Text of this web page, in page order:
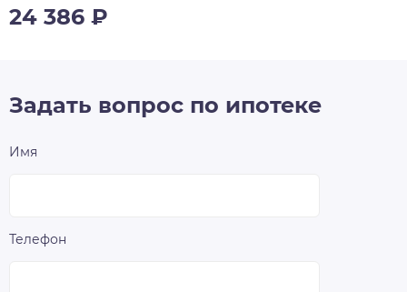
24 386 ₽
Задать вопрос по ипотеке
Имя
Телефон